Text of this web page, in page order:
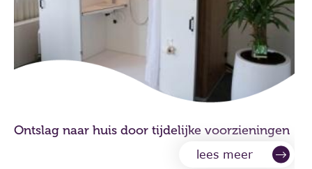
Ontslag naar huis door tijdelijke voorzieningen
lees meer